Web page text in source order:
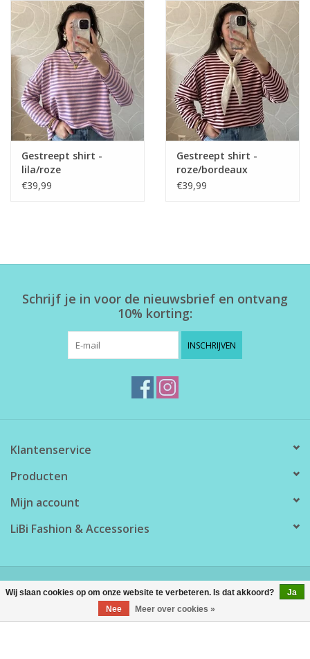
Gestreept shirt -
lila/roze
€39,99
Gestreept shirt -
roze/bordeaux
€39,99
Schrijf je in voor de nieuwsbrief en ontvang
10% korting:
INSCHRIJVEN
Klantenservice
Producten
Mijn account
LiBi Fashion & Accessories
Lightspeed
Wij slaan cookies op om onze website te verbeteren. Is dat akkoord?
Ja
Nee
Meer over cookies »